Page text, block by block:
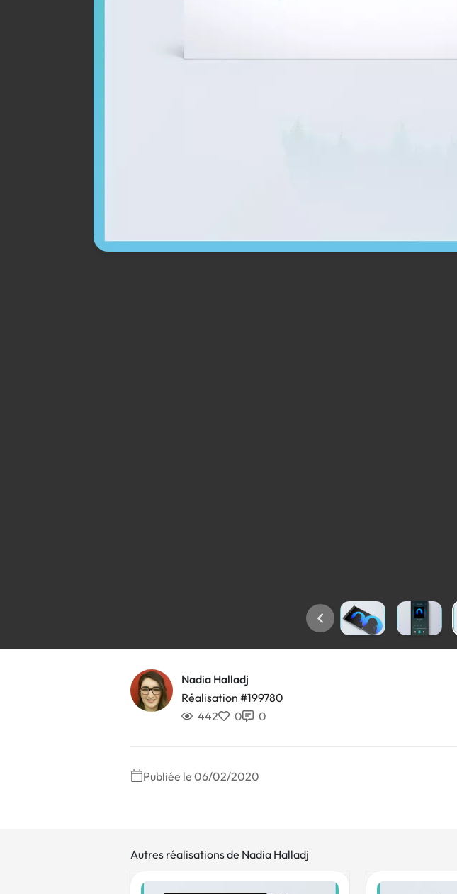
Nadia Halladj
Réalisation #199780
442
0 0
Publiée le 06/02/2020
Autres réalisations de Nadia Halladj